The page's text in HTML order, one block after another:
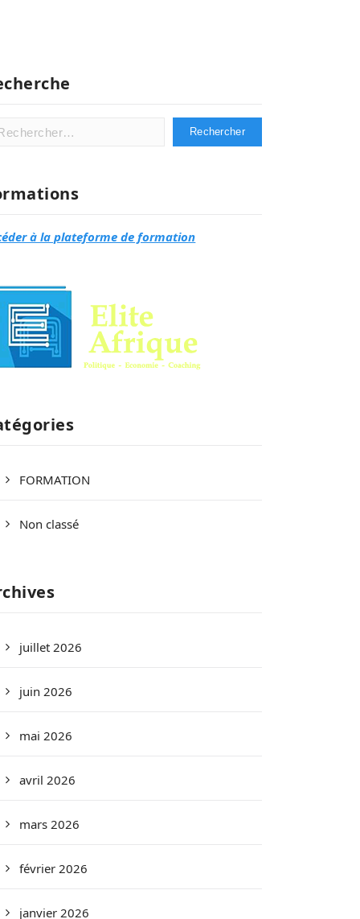
:
à la plateforme de formation
FORMATION
Non classé
juillet 2026
juin 2026
mai 2026
avril 2026
mars 2026
février 2026
janvier 2026